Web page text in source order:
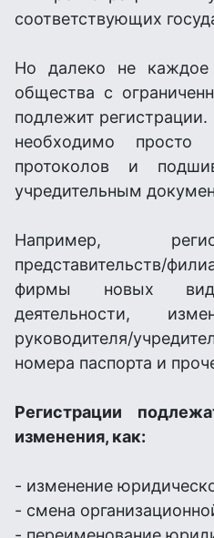
соответствующих
Но далеко не каждое
общества с
подлежит
необходимо
протоколов и
учредительным
Например,
представительств/
фирмы новых
деятельности,
руководителя/
номера паспорта и
Регистрации
изменения, как:
- изменение
- смена